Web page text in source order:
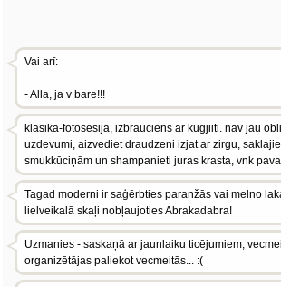
Vai arī:
- Alla, ja v bare!!!
klasika-fotosesija, izbrauciens ar kugjiiti. nav jau
uzdevumi, aizvediet draudzeni izjat ar zirgu,
smukkūciņām un shampanieti juras krasta, vnk
Tagad moderni ir saģērbties paranžās vai melno
lielveikalā skaļi nobļaujoties Abrakadabra!
Uzmanies - saskaņā ar jaunlaiku ticējumiem,
organizētājas paliekot vecmeitās... :(